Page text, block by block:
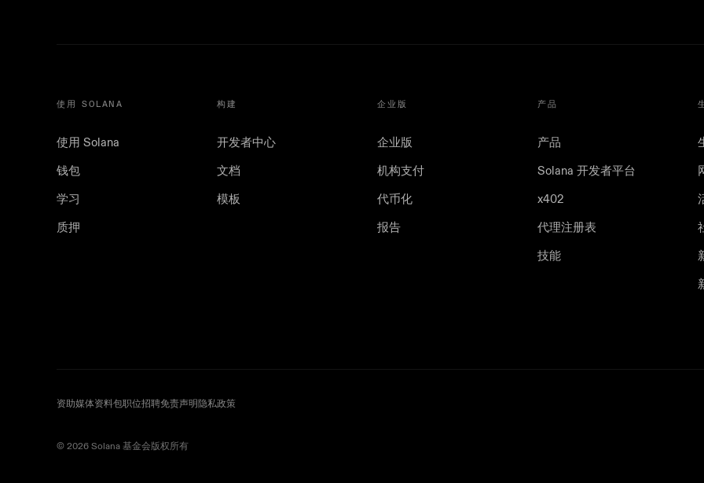
使用 SOLANA
使用 Solana
钱包
学习
质押
构建
开发者中心
文档
模板
企业版
企业版
机构支付
代币化
报告
产品
产品
Solana 开发者平台
x402
代理注册表
技能
资助媒体资料包职位招聘免责声明 隐私政策
©️ 2026 Solana 基金会版权所有